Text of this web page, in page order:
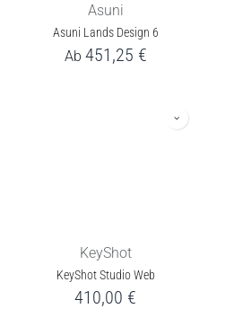
Asuni
Asuni Lands Design 6
Ab 451,25 €
KeyShot
KeyShot Studio Web
410,00 €